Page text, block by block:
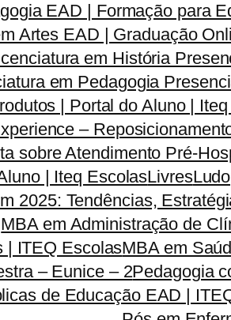
EAD | Formação para
Artes EAD | Graduação
em História
em Pedagogia
| Portal do Aluno |
–
sobre Atendimento Pré-
| Iteq EscolasLivres
2025: Tendências,
MBA em Administração de
| ITEQ EscolasMBA em
– Eunice – 2Pedagogia
de Educação EAD |